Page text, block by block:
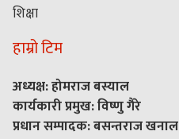
शिक्षा
हाम्रो टिम
अध्यक्ष: होमराज बस्याल
कार्यकारी प्रमुख: विष्णु गैरे
प्रधान सम्पादक: बसन्तराज खनाल